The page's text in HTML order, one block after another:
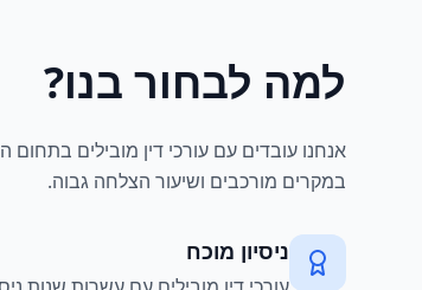
למה לבחור בנו?
אנחנו עובדים עם עורכי דין מובילים בתחום
במקרים מורכבים ושיעור הצלחה גבוה.
ניסיון מוכח